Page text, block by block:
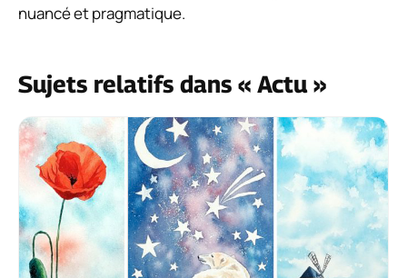
nuancé et pragmatique.
Sujets relatifs dans « Actu »